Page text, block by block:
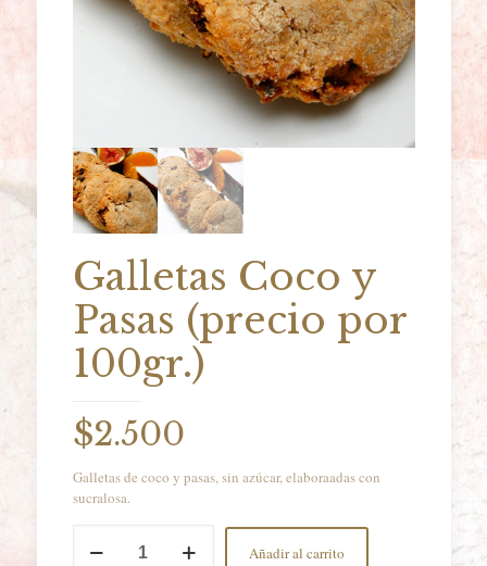
Galletas Coco y
Pasas (precio por
100gr.)
$2.500
Galletas de coco y pasas, sin azúcar, elaboraadas con
sucralosa.
Coco
Añadir al carrito